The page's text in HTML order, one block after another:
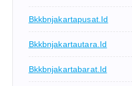
Bkkbnjakartapusat.id
Bkkbnjakartautara.id
Bkkbnjakartabarat.id